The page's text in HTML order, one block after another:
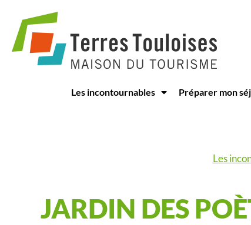
Les incontournables Préparer mon
Les
JARDIN DES